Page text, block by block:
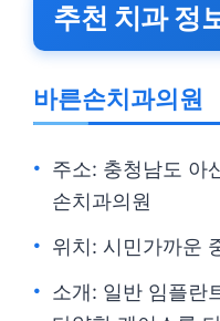
추천 치과 정
바른손치과의원
주소: 충청남도 아
손치과의원
위치: 시민가까운
소개: 일반 임플란